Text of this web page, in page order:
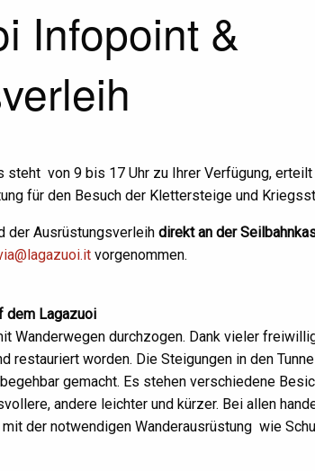
Infopoint &
von 9 bis 17 Uhr zu Ihrer Verfügung,
für den Besuch der Klettersteige und
der Ausrüstungsverleih direkt an der
vorgenommen.
dem Lagazuoi
Wanderwegen durchzogen. Dank vieler
restauriert worden. Die Steigungen in den
gemacht. Es stehen verschiedene
andere leichter und kürzer. Bei allen
der notwendigen Wanderausrüstung wie